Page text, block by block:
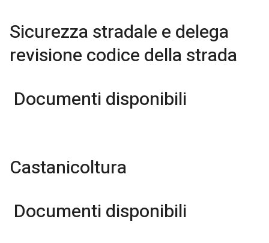
Sicurezza stradale e delega
revisione codice della strada
Documenti disponibili
Castanicoltura
Documenti disponibili